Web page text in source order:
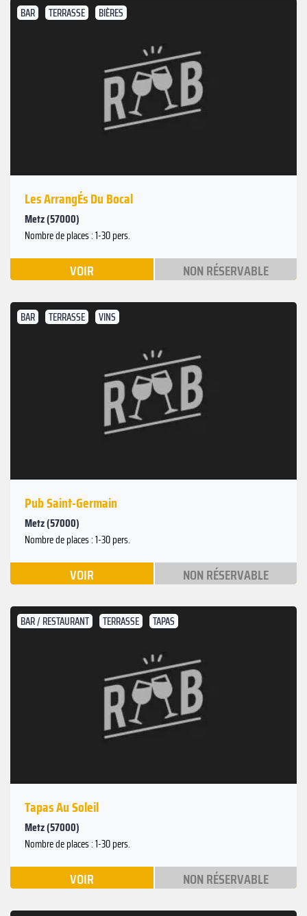
BAR TERRASSE BIÈRES
Les ArrangÉs Du Bocal
Metz (57000)
Nombre de places : 1-30 pers.
VOIR NON RÉSERVABLE
BAR TERRASSE VINS
Pub Saint-Germain
Metz (57000)
Nombre de places : 1-30 pers.
VOIR NON RÉSERVABLE
BAR / RESTAURANT TERRASSE TAPAS
Tapas Au Soleil
Metz (57000)
Nombre de places : 1-30 pers.
VOIR NON RÉSERVABLE